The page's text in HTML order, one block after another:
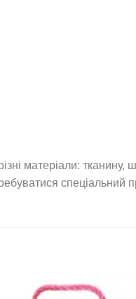
тканину,
спеціальний